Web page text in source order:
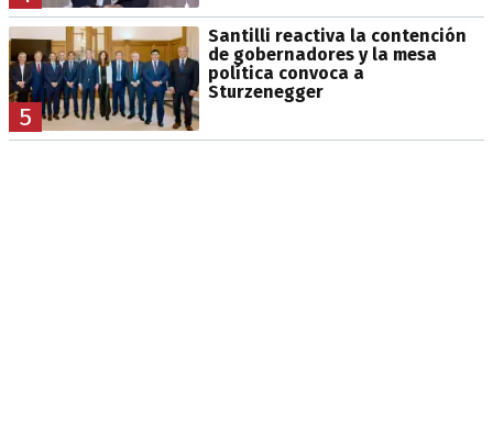
5
Santilli reactiva la contención
de gobernadores y la mesa
política convoca a
Sturzenegger